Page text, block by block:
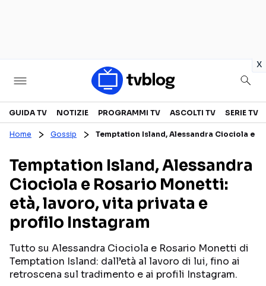
x
Televisione
CANALI TV
PROGRAMMI TV
PERSONAGGI TV
SERIE TV
REALITY SHOW
FICTION
Streaming
GUIDA TV NOTIZIE PROGRAMMI TV ASCOLTI TV SERIE TV
Home Gossip Temptation Island, Alessandra Ciociola e
Temptation Island, Alessandra
Ciociola e Rosario Monetti:
età, lavoro, vita privata e
profilo Instagram
Tutto su Alessandra Ciociola e Rosario Monetti di
Temptation Island: dall’età al lavoro di lui, fino ai
retroscena sul tradimento e ai profili Instagram.